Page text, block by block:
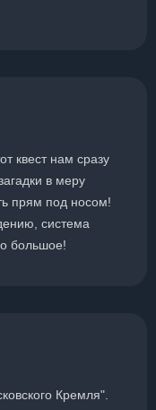
квест нам сразу
в меру
прям под носом!
система
большое!
Кремля".